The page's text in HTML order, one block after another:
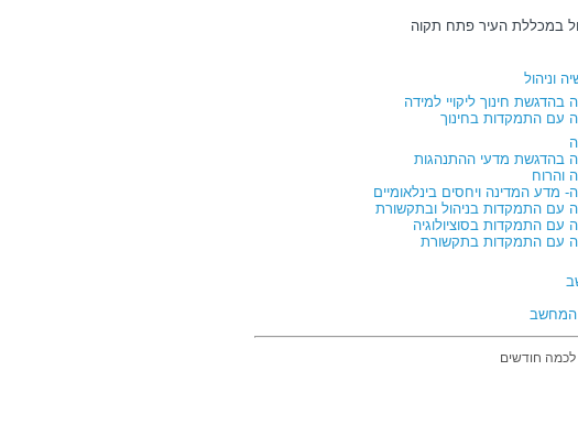
במכללת העיר פתח תקוה
וניהול
חינוך ליקויי למידה
עם התמקדות בחינוך
בהדגשת מדעי ההתנהגות
והרוח
מדע המדינה ויחסים בינלאומיים
עם התמקדות בניהול ובתקשורת
עם התמקדות בסוציולוגיה
עם התמקדות בתקשורת
המחשב
בכלכלה
חודשים